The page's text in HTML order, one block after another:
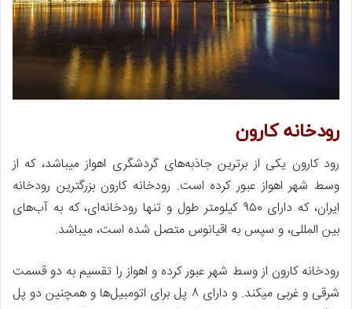
رودخانه کارون
رود کارون یکی از برترین جاذبه‌های گردشگری اهواز میباشد، که از
وسط شهر اهواز عبور کرده است. رودخانه کارون بزرگترین رودخانه
ایران، که دارای ۹۵۰ کیلومتر طول و تنها رودخانه‌ای، که به آب‌های
بین المللی، و سپس به اقیانوس متصل شده است، میباشد.
رودخانه کارون از وسط شهر عبور کرده و اهواز را تقسیم به دو قسمت
شرقی و غربی میکند. و دارای ۸ پل برای اتومبیل‌ها و همچنین دو پل